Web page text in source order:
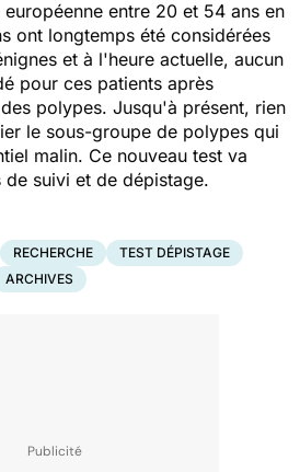
entre 20 et 54 ans en
ont longtemps été considérées
et à l'heure actuelle, aucun
pour ces patients après
polypes. Jusqu'à présent, rien
le sous-groupe de polypes qui
malin. Ce nouveau test va
suivi et de dépistage.
RECHERCHE
TEST DÉPISTAGE
ARCHIVES